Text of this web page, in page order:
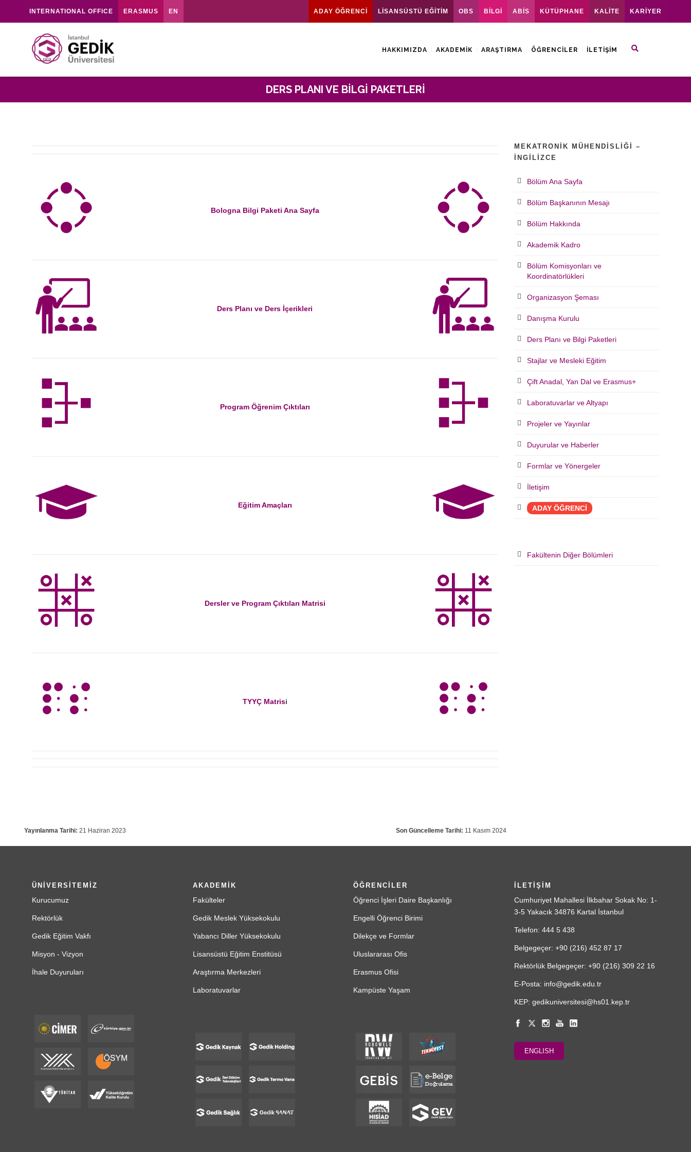
INTERNATIONAL OFFICE ERASMUS EN ADAY ÖĞRENCİ LİSANSÜSTÜ EĞİTİM OBS BİLGİ ABİS KÜTÜPHANE KALİTE KARİYER
HAKKIMIZDA AKADEMIK ARAŞTIRMA ÖĞRENCILER İLETIŞIM
DERS PLANI VE BILGI PAKETLERI
Bologna Bilgi Paketi Ana Sayfa
Ders Planı ve Ders İçerikleri
Program Öğrenim Çıktıları
Eğitim Amaçları
Dersler ve Program Çıktıları Matrisi
TYYÇ Matrisi
Yayınlanma Tarihi: 21 Haziran 2023 Son Güncelleme Tarihi: 11 Kasım 2024
MEKATRONIK MÜHENDISLIĞI –
İNGILIZCE
Bölüm Ana Sayfa
Bölüm Başkanının Mesajı
Bölüm Hakkında
Akademik Kadro
Bölüm Komisyonları ve
Koordinatörlükleri
Organizasyon Şeması
Danışma Kurulu
Ders Planı ve Bilgi Paketleri
Stajlar ve Mesleki Eğitim
Çift Anadal, Yan Dal ve Erasmus+
Laboratuvarlar ve Altyapı
Projeler ve Yayınlar
Duyurular ve Haberler
Formlar ve Yönergeler
İletişim
ADAY ÖĞRENCİ
Fakültenin Diğer Bölümleri
ÜNİVERSİTEMİZ
Kurucumuz
Rektörlük
Gedik Eğitim Vakfı
Misyon - Vizyon
İhale Duyuruları
AKADEMİK
Fakülteler
Gedik Meslek Yüksekokulu
Yabancı Diller Yüksekokulu
Lisansüstü Eğitim Enstitüsü
Araştırma Merkezleri
Laboratuvarlar
ÖĞRENCİLER
Öğrenci İşleri Daire Başkanlığı
Engelli Öğrenci Birimi
Dilekçe ve Formlar
Uluslararası Ofis
Erasmus Ofisi
Kampüste Yaşam
İLETİŞİM
Cumhuriyet Mahallesi İlkbahar Sokak No: 1-
3-5 Yakacık 34876 Kartal İstanbul
Telefon: 444 5 438
Belgegeçer: +90 (216) 452 87 17
Rektörlük Belgegeçer: +90 (216) 309 22 16
E-Posta: info@gedik.edu.tr
KEP: gedikuniversitesi@hs01.kep.tr
ENGLISH